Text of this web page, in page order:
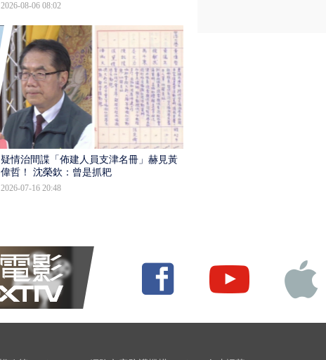
2026-08-06 08:02
疑情治間諜「佈建人員支津名冊」赫見黃
偉哲！ 沈榮欽：曾是抓耙
2026-07-16 20:48